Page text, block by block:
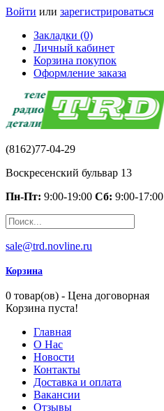
Войти или зарегистрироваться
Закладки (0)
Личный кабинет
Корзина покупок
Оформление заказа
(8162)77-04-29
Воскресенский бульвар 13
Пн-Пт: 9:00-19:00 Сб: 9:00-17:00
sale@trd.novline.ru
Корзина
0 товар(ов) - Цена договорная
Корзина пуста!
Главная
О Нас
Новости
Контакты
Доставка и оплата
Вакансии
Отзывы